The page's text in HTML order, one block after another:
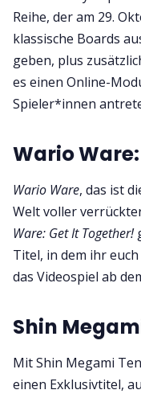
Reihe, der am 29.
klassische Boards
geben, plus
es einen Online-
Spieler*innen
Wario
Wario Ware, das ist
Welt voller
Ware: Get It Together!
Titel, in dem ihr
das Videospiel ab
Shin
Mit Shin Megami
einen Exklusivtitel,